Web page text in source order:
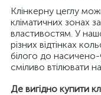
Клінкерну цеглу
кліматичних зонах
властивостям. У
різних відтінках
білого до
сміливо втілювати
Де вигідно купити